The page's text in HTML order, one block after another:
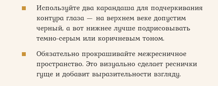
Используйте два карандаша для подчеркивания
контура глаза — на верхнем веке допустим
черный, а вот нижнее лучше подрисовывать
темно-серым или коричневым тоном.
Обязательно прокрашивайте межресничное
пространство. Это визуально сделает реснички
гуще и добавит выразительности взгляду.